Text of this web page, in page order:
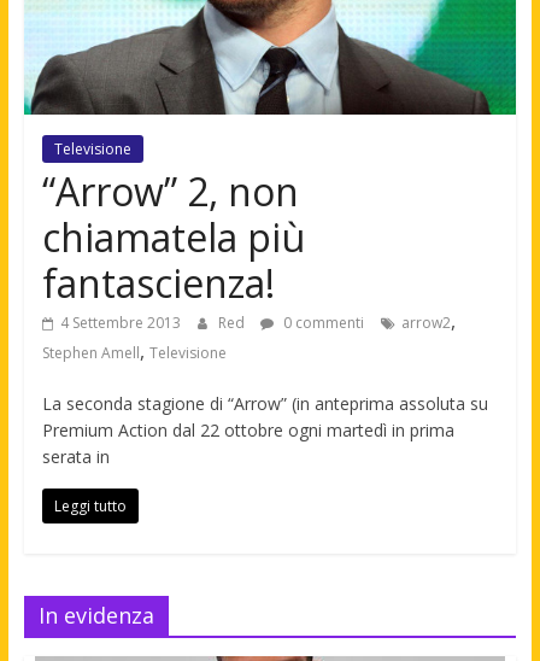
Televisione
“Arrow” 2, non
chiamatela più
fantascienza!
4 Settembre 2013 Red 0 commenti arrow2,
Stephen Amell, Televisione
La seconda stagione di “Arrow” (in anteprima assoluta su
Premium Action dal 22 ottobre ogni martedì in prima
serata in
Leggi tutto
In evidenza